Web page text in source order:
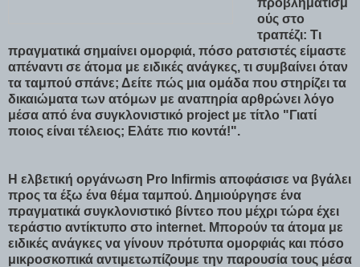
ούς στο
τραπέζι: Tι
πραγματικά σημαίνει ομορφιά, πόσο ρατσιστές είμαστε
απέναντι σε άτομα με ειδικές ανάγκες, τι συμβαίνει όταν
τα ταμπού σπάνε; Δείτε πώς μια ομάδα που στηρίζει τα
δικαιώματα των ατόμων με αναπηρία αρθρώνει λόγο
μέσα από ένα συγκλονιστικό project με τίτλο "Γιατί
ποιος είναι τέλειος; Ελάτε πιο κοντά!".
Η ελβετική οργάνωση Pro Infirmis αποφάσισε να βγάλει
προς τα έξω ένα θέμα ταμπού. Δημιούργησε ένα
πραγματικά συγκλονιστικό βίντεο που μέχρι τώρα έχει
τεράστιο αντίκτυπο στο internet. Μπορούν τα άτομα με
ειδικές ανάγκες να γίνουν πρότυπα ομορφιάς και πόσο
μικροσκοπικά αντιμετωπίζουμε την παρουσία τους μέσα